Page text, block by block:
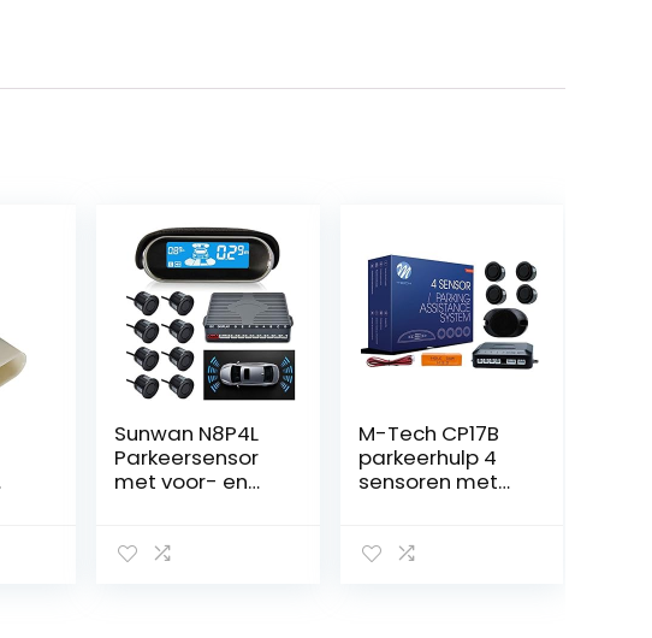
Sunwan N8P4L
Parkeersensor
met voor- en
display
M-Tech CP17B
parkeerhulp 4
sensoren met